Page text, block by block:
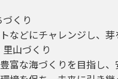
くり
などにチャレンジし、芽
山づくり
富な海づくりを目指し